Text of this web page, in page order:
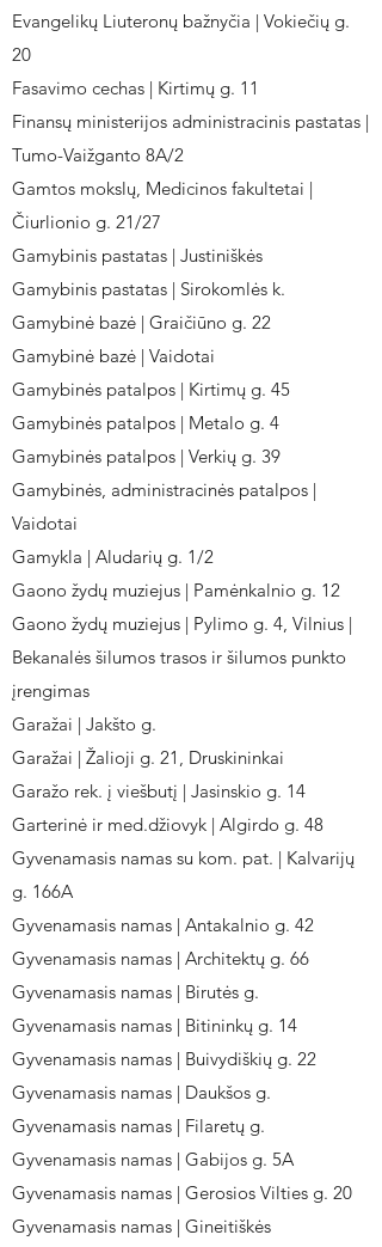
Evangelikų Liuteronų bažnyčia | Vokiečių g.
20
Fasavimo cechas | Kirtimų g. 11
Finansų ministerijos administracinis pastatas |
Tumo-Vaižganto 8A/2
Gamtos mokslų, Medicinos fakultetai |
Čiurlionio g. 21/27
Gamybinis pastatas | Justiniškės
Gamybinis pastatas | Sirokomlės k.
Gamybinė bazė | Graičiūno g. 22
Gamybinė bazė | Vaidotai
Gamybinės patalpos | Kirtimų g. 45
Gamybinės patalpos | Metalo g. 4
Gamybinės patalpos | Verkių g. 39
Gamybinės, administracinės patalpos |
Vaidotai
Gamykla | Aludarių g. 1/2
Gaono žydų muziejus | Pamėnkalnio g. 12
Gaono žydų muziejus | Pylimo g. 4, Vilnius |
Bekanalės šilumos trasos ir šilumos punkto
įrengimas
Garažai | Jakšto g.
Garažai | Žalioji g. 21, Druskininkai
Garažo rek. į viešbutį | Jasinskio g. 14
Garterinė ir med.džiovyk | Algirdo g. 48
Gyvenamasis namas su kom. pat. | Kalvarijų
g. 166A
Gyvenamasis namas | Antakalnio g. 42
Gyvenamasis namas | Architektų g. 66
Gyvenamasis namas | Birutės g.
Gyvenamasis namas | Bitininkų g. 14
Gyvenamasis namas | Buivydiškių g. 22
Gyvenamasis namas | Daukšos g.
Gyvenamasis namas | Filaretų g.
Gyvenamasis namas | Gabijos g. 5A
Gyvenamasis namas | Gerosios Vilties g. 20
Gyvenamasis namas | Gineitiškės